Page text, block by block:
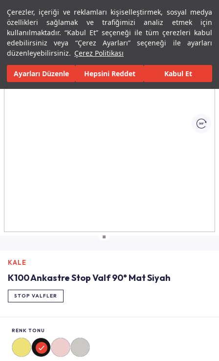
Çerezler, içeriği ve reklamları kişiselleştirmek, sosyal medya
özellikleri sağlamak ve trafiğimizi analiz etmek için
kullanılmaktadır. “Kabul Et” seçeneği ile tüm çerezleri kabul
edebilirsiniz veya “Çerez Ayarları” seçeneği ile ayarları
düzenleyebilirsiniz. Çerez Politikası
Ayarları Düzenle Hepsini Reddet Kabul Et
Menü Menü
Ana Sayfa Banyolar Armatürler Musluklar Stop Valfler
Tüm Görseller(1)
KALE
K100 Ankastre Stop Valf 90° Mat Siyah
STOP VALFLER
RENK TONU